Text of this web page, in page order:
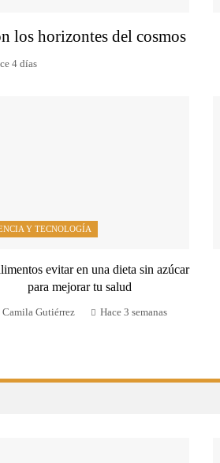
los horizontes del cosmos
4 días
Y TECNOLOGÍA
evitar en una dieta sin azúcar
para mejorar tu salud
Camila Gutiérrez Hace 3 semanas